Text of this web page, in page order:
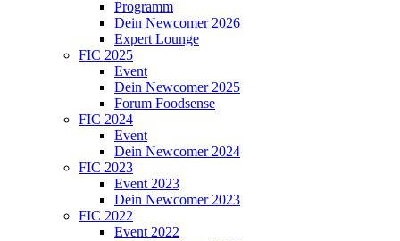
Programm
Dein Newcomer 2026
Expert Lounge
FIC 2025
Event
Dein Newcomer 2025
Forum Foodsense
FIC 2024
Event
Dein Newcomer 2024
FIC 2023
Event 2023
Dein Newcomer 2023
FIC 2022
Event 2022